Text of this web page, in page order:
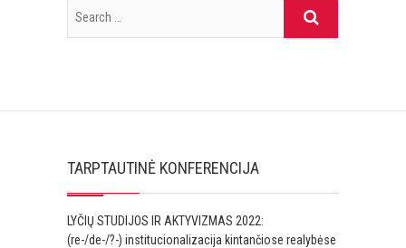
TARPTAUTINĖ KONFERENCIJA
LYČIŲ STUDIJOS IR AKTYVIZMAS 2022:
(re-/de-/?-) institucionalizacija kintančiose realybėse